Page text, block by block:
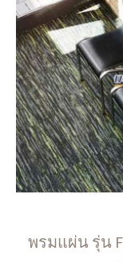
พรมแผ่น รุ่น